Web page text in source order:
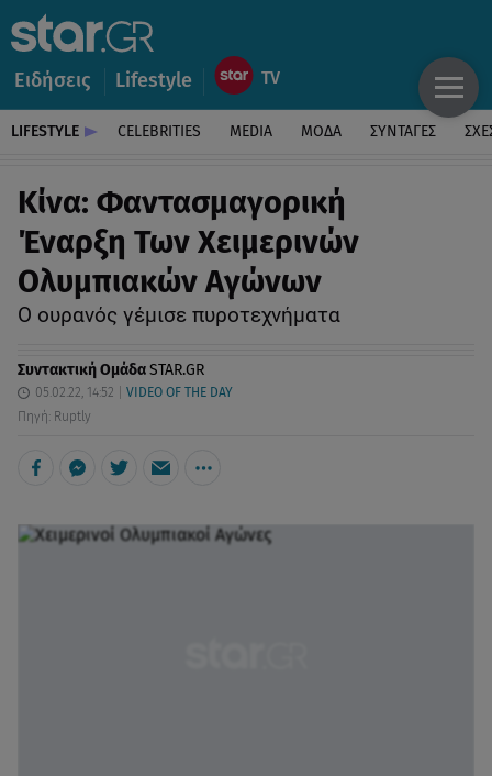
Ειδήσεις Lifestyle
LIFESTYLE CELEBRITIES MEDIA ΜΟΔΑ ΣΥΝΤΑΓΕΣ
Κίνα: Φαντασμαγορική
Έναρξη Των Χειμερινών
Ολυμπιακών Αγώνων
Ο ουρανός γέμισε πυροτεχνήματα
Συντακτική ΟμάδαSTAR.GR
05.02.22, 14:52
VIDEO OF THE DAY
Πηγή: Ruptly